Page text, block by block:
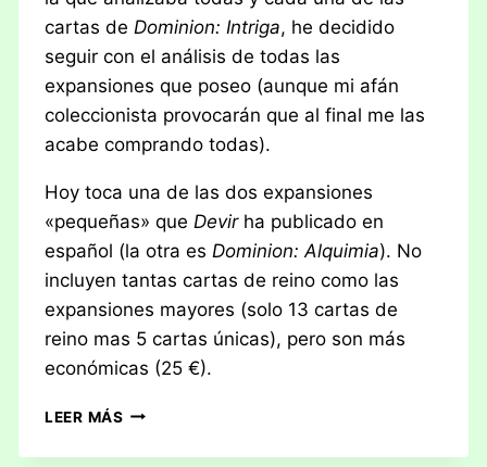
cartas de Dominion: Intriga, he decidido
seguir con el análisis de todas las
expansiones que poseo (aunque mi afán
coleccionista provocarán que al final me las
acabe comprando todas).
Hoy toca una de las dos expansiones
«pequeñas» que Devir ha publicado en
español (la otra es Dominion: Alquimia). No
incluyen tantas cartas de reino como las
expansiones mayores (solo 13 cartas de
reino mas 5 cartas únicas), pero son más
económicas (25 €).
LEER MÁS RESEÑA:
CORNUCOPIA